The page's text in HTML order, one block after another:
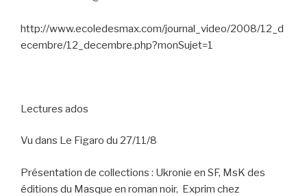
http://www.ecoledesmax.com/journal_video/2008/12_d
ecembre/12_decembre.php?monSujet=1
Lectures ados
Vu dans Le Figaro du 27/11/8
Présentation de collections : Ukronie en SF, MsK des
éditions du Masque en roman noir, Exprim chez